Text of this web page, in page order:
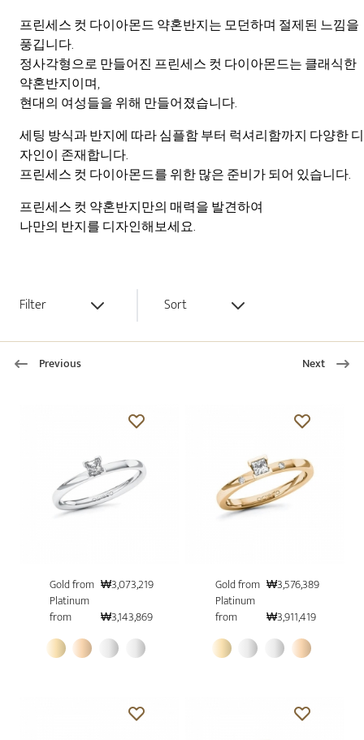
프린세스 컷 다이아몬드 약혼반지는 모던하며 절제된 느낌을
풍깁니다.
정사각형으로 만들어진 프린세스 컷 다이아몬드는 클래식한
약혼반지이며,
현대의 여성들을 위해 만들어졌습니다.
세팅 방식과 반지에 따라 심플함 부터 럭셔리함까지 다양한 디
자인이 존재합니다.
프린세스 컷 다이아몬드를 위한 많은 준비가 되어 있습니다.
프린세스 컷 약혼반지만의 매력을 발견하여
나만의 반지를 디자인해보세요.
Filter Sort
Previous Next
Gold from ₩3,073,219
Platinum
from
₩3,143,869
Gold from ₩3,576,389
Platinum
from
₩3,911,419